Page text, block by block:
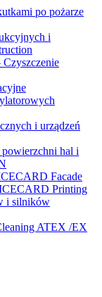
po pożarze
i
i urządzeń
hal i
Facade
Printing
i silników
ATEX /EX